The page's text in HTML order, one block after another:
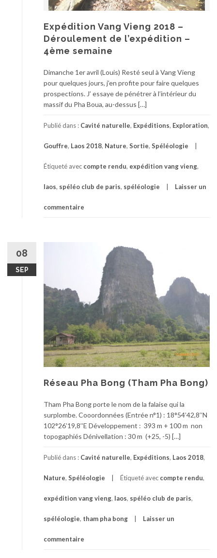
Expédition Vang Vieng 2018 –
Déroulement de l’expédition –
4ème semaine
Dimanche 1er avril (Louis) Resté seul à Vang Vieng
pour quelques jours, j’en profite pour faire quelques
prospections. J’ essaye de pénétrer à l’intérieur du
massif du Pha Boua, au-dessus […]
Publié dans : Cavité naturelle, Expéditions, Exploration,
Gouffre, Laos 2018, Nature, Sortie, Spéléologie
Étiqueté avec compte rendu, expédition vang vieng,
laos, spéléo club de paris, spéléologie Laisser un
commentaire
08
SEP
Réseau Pha Bong (Tham Pha Bong)
Tham Pha Bong porte le nom de la falaise qui la
surplombe. Cooordonnées (Entrée n°1) : 18°54’42,8’’N
102°26’19,8’’E Développement : 393 m + 100 m non
topogaphiés Dénivellation : 30 m (+25, -5) […]
Publié dans : Cavité naturelle, Expéditions, Laos 2018,
Nature, Spéléologie Étiqueté avec compte rendu,
expédition vang vieng, laos, spéléo club de paris,
spéléologie, tham pha bong Laisser un
commentaire